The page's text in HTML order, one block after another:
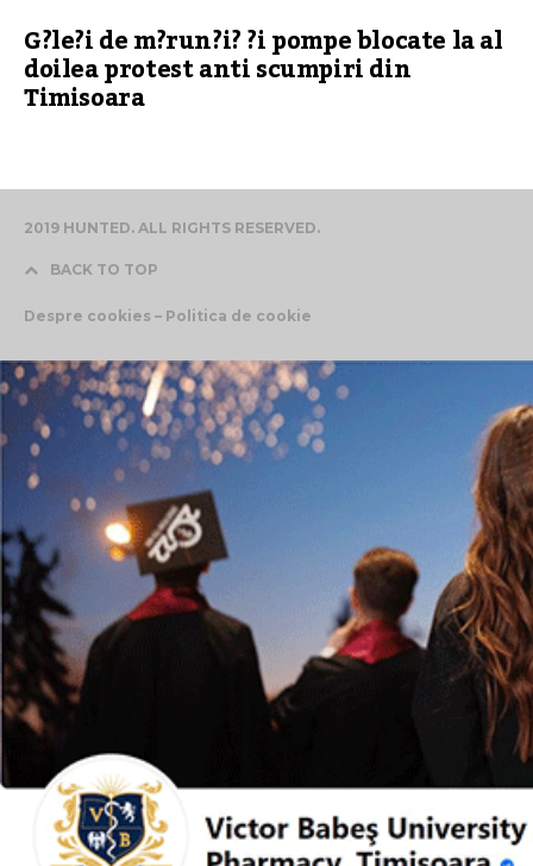
G?le?i de m?run?i? ?i pompe blocate la al
doilea protest anti scumpiri din
Timisoara
2019 HUNTED. ALL RIGHTS RESERVED.
BACK TO TOP
Despre cookies – Politica de cookie